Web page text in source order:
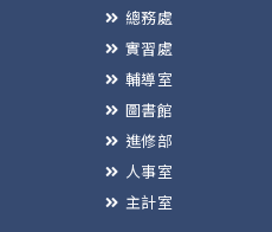
總務處
實習處
輔導室
圖書館
進修部
人事室
主計室